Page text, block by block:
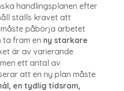
handlingsplanen efter
ställs kravet att
påbörja arbetet
ta fram en ny starkare
är av varierande
ett antal av
att en ny plan måste
en tydlig tidsram,